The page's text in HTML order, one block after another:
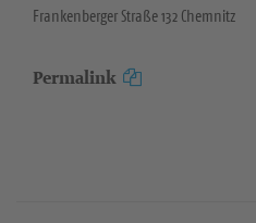
Frankenberger Straße 132 Chemnitz
Permalink